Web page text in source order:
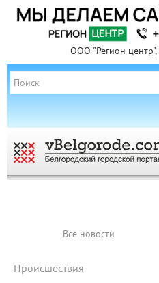
ООО "Регион
Все новости
Происшествия